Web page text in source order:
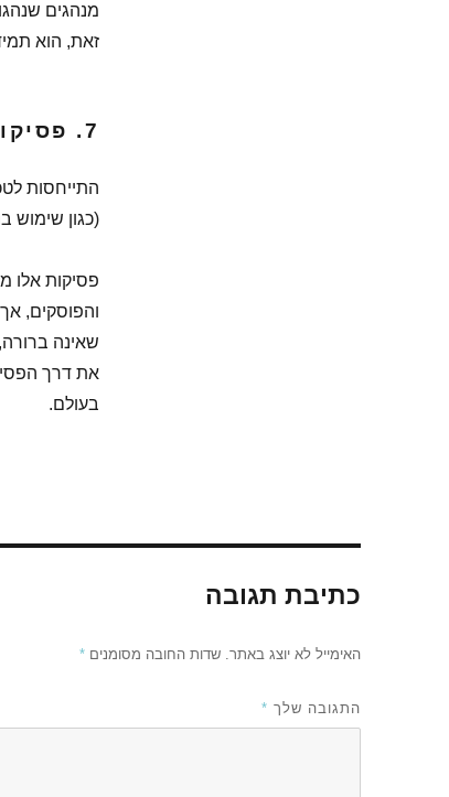
מנהגים
זאת, הוא
7. פסיקות בתחום הרפואה והטכנולוגיה:
התייחסות
(כגון שימוש
פסיקות אלו
והפוסקים,
שאינה
את דרך
בעולם.
כתיבת תגובה
האימייל לא יוצג באתר. שדות החובה מסומנים*
התגובה שלך *